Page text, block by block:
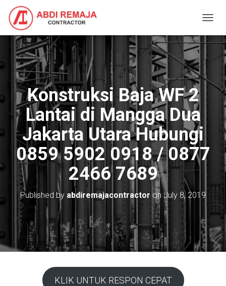
O
G
N
I
Konstruksi Baja WF 2
Lantai di Mangga Dua
Jakarta Utara Hubungi
0859 5902 0918 / 0877
2466 7689
Published by abdiremajacontractor on July 8, 2019
KLIK UNTUK RESPON CEPAT